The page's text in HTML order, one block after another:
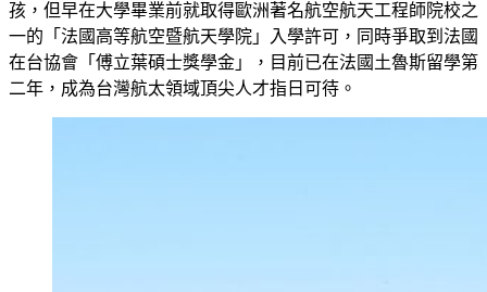
孩，但早在大學畢業前就取得歐洲著名航空航天工程師院校之
一的「法國高等航空暨航天學院」入學許可，同時爭取到法國
在台協會「傅立葉碩士獎學金」，目前已在法國土魯斯留學第
二年，成為台灣航太領域頂尖人才指日可待。